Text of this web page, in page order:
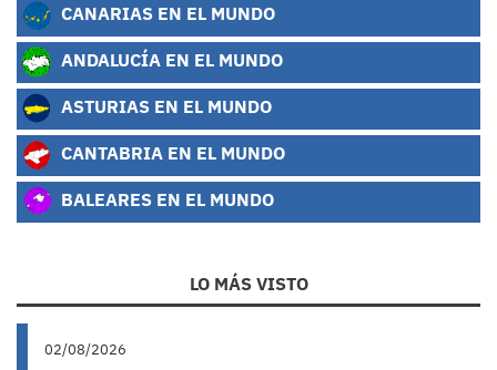
CANARIAS EN EL MUNDO
ANDALUCÍA EN EL MUNDO
ASTURIAS EN EL MUNDO
CANTABRIA EN EL MUNDO
BALEARES EN EL MUNDO
LO MÁS VISTO
02/08/2026